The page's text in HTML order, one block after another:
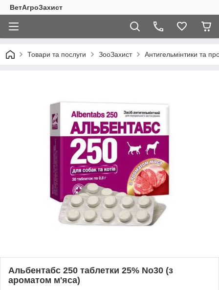
ВетАгроЗахист
Товари та послуги ЗооЗахист Антигельмінтики та
Альбентабс 250 таблетки 25% No30 (з
ароматом м'яса)